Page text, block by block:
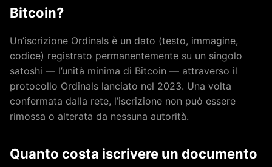
Bitcoin?
Un’iscrizione Ordinals è un dato (testo, immagine,
codice) registrato permanentemente su un singolo
satoshi — l’unità minima di Bitcoin — attraverso il
protocollo Ordinals lanciato nel 2023. Una volta
confermata dalla rete, l’iscrizione non può essere
rimossa o alterata da nessuna autorità.
Quanto costa iscrivere un documento